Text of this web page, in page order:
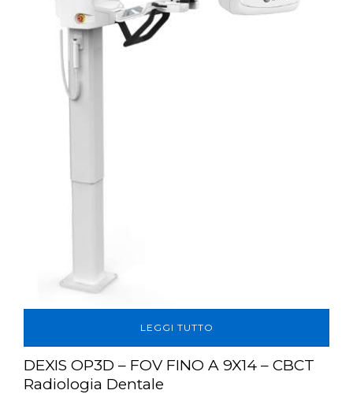
LEGGI TUTTO
DEXIS OP3D – FOV FINO A 9X14 – CBCT
Radiologia Dentale